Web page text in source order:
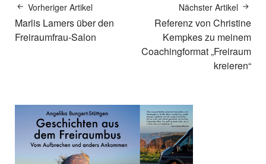
Vorheriger Artikel
Marlis Lamers über den
Freiraumfrau-Salon
Nächster Artikel
Referenz von Christine
Kempkes zu meinem
Coachingformat „Freiraum
kreieren“